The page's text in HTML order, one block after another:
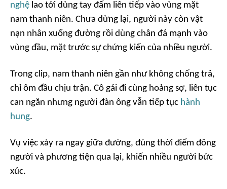
nghệ lao tới dùng tay đấm liên tiếp vào vùng mặt
nam thanh niên. Chưa dừng lại, người này còn vật
nạn nhân xuống đường rồi dùng chân đá mạnh vào
vùng đầu, mặt trước sự chứng kiến của nhiều người.
Trong clip, nam thanh niên gần như không chống trả,
chỉ ôm đầu chịu trận. Cô gái đi cùng hoảng sợ, liên tục
can ngăn nhưng người đàn ông vẫn tiếp tục hành
hung.
Vụ việc xảy ra ngay giữa đường, đúng thời điểm đông
người và phương tiện qua lại, khiến nhiều người bức
xúc.